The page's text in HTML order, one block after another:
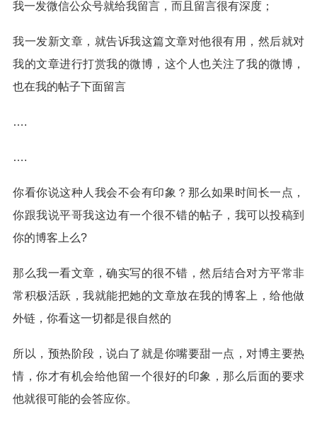
我一发微信公众号就给我留言，而且留言很有深度；
我一发新文章，就告诉我这篇文章对他很有用，然后就对
我的文章进行打赏我的微博，这个人也关注了我的微博，
也在我的帖子下面留言
….
….
你看你说这种人我会不会有印象？那么如果时间长一点，
你跟我说平哥我这边有一个很不错的帖子，我可以投稿到
你的博客上么?
那么我一看文章，确实写的很不错，然后结合对方平常非
常积极活跃，我就能把她的文章放在我的博客上，给他做
外链，你看这一切都是很自然的
所以，预热阶段，说白了就是你嘴要甜一点，对博主要热
情，你才有机会给他留一个很好的印象，那么后面的要求
他就很可能的会答应你。